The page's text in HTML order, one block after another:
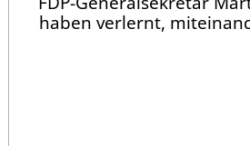
haben verlernt,